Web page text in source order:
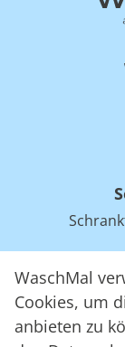
WaschMal
Cookies, um
anbieten zu